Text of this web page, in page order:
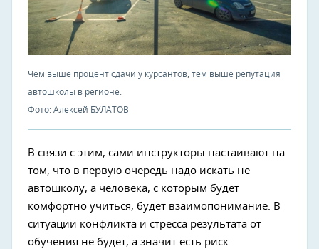
Чем выше процент сдачи у курсантов, тем выше репутация
автошколы в регионе.
Фото: Алексей БУЛАТОВ
В связи с этим, сами инструкторы настаивают на
том, что в первую очередь надо искать не
автошколу, а человека, с которым будет
комфортно учиться, будет взаимопонимание. В
ситуации конфликта и стресса результата от
обучения не будет, а значит есть риск